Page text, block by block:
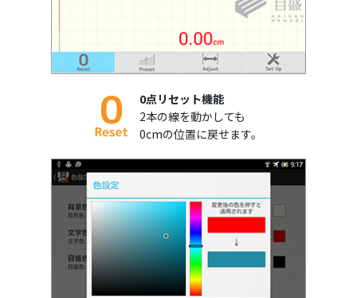
0点リセット機能
2本の線を動かしても
0cmの位置に戻せます。